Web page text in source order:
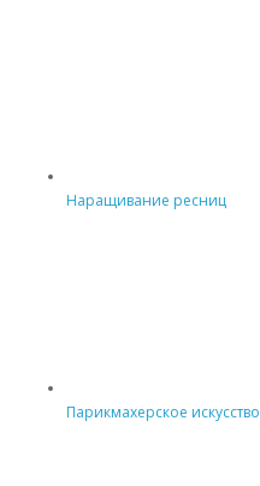
Наращивание ресниц
Парикмахерское искусство